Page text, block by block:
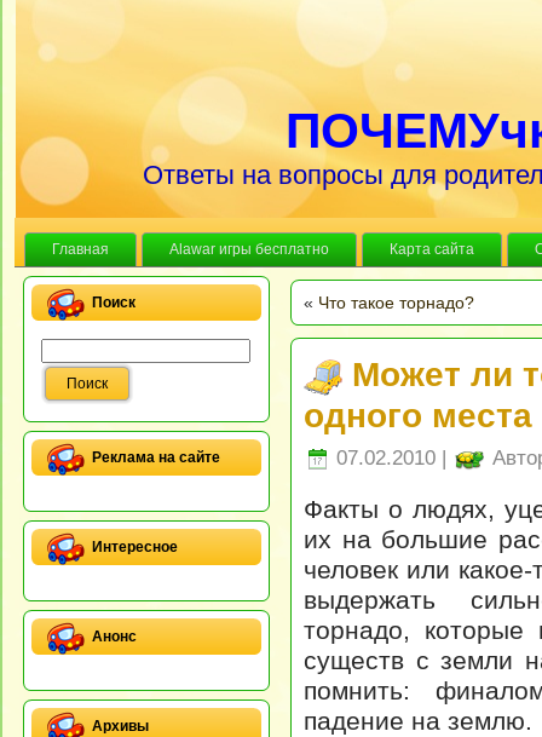
Ответы на вопросы для
Главная Alawar игры бесплатно Карта сайта
Поиск
Реклама на сайте
Интересное
Анонс
Архивы
« Что такое торнадо?
Может ли
одного
07.02.2010 |
Факты о людях,
их на большие
человек или
выдержать
торнадо,
существ с земли
помнить:
падение на землю.